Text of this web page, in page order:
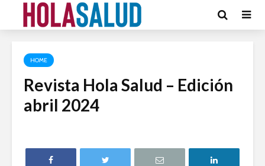
HOME
Revista Hola Salud – Edición
abril 2024